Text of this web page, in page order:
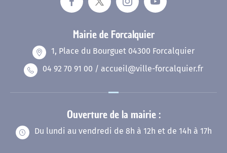
Mairie de Forcalquier
1, Place du Bourguet 04300 Forcalquier
04 92 70 91 00 / accueil@ville-forcalquier.fr
Ouverture de la mairie :
Du lundi au vendredi de 8h à 12h et de 14h à 17h